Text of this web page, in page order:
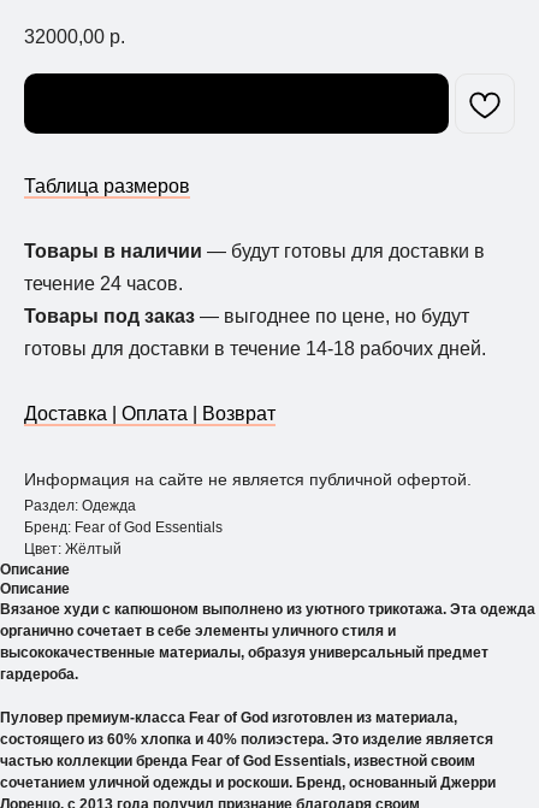
32000,00 р.
Таблица размеров
Товары в наличии — будут готовы для доставки в
течение 24 часов.
Товары под заказ — выгоднее по цене, но будут
готовы для доставки в течение 14-18 рабочих дней.
Доставка | Оплата | Возврат
Информация на сайте не является публичной офертой.
Раздел: Одежда
Бренд: Fear of God Essentials
Цвет: Жёлтый
Описание
Описание
Вязаное худи с капюшоном выполнено из уютного трикотажа. Эта одежда
органично сочетает в себе элементы уличного стиля и
высококачественные материалы, образуя универсальный предмет
гардероба.
Пуловер премиум-класса Fear of God изготовлен из материала,
состоящего из 60% хлопка и 40% полиэстера. Это изделие является
частью коллекции бренда Fear of God Essentials, известной своим
сочетанием уличной одежды и роскоши. Бренд, основанный Джерри